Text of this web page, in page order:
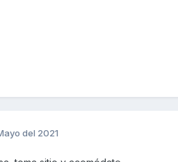
del 2021